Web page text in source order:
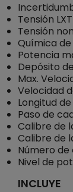
Tensión LXT
Tensión
Química
Potencia
Depósito
Max.
Velocidad
Longitud
Paso de
Calibre de
Calibre de
Número de
Nivel de
INCLUYE